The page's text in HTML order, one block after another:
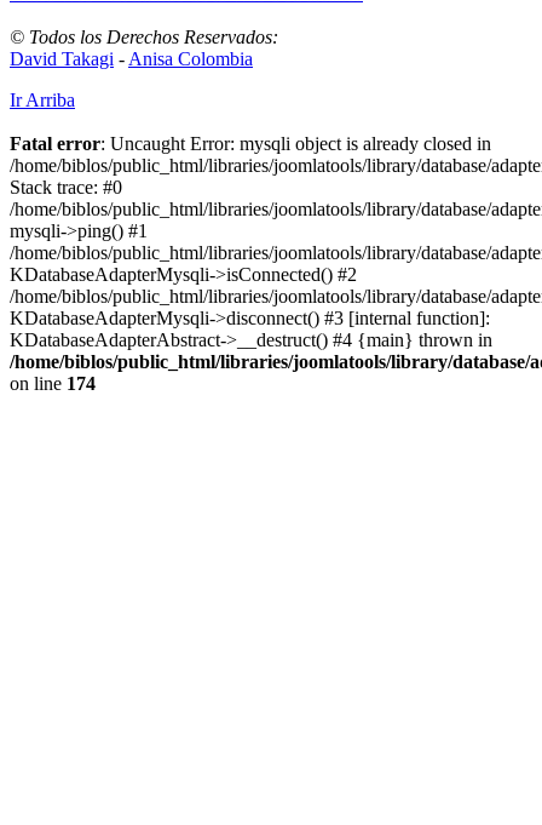
© Todos los Derechos Reservados:
David Takagi - Anisa Colombia
Ir Arriba
Fatal error: Uncaught Error: mysqli object is already closed in
/home/biblos/public_html/libraries/joomlatools/library/database/
Stack trace: #0
/home/biblos/public_html/libraries/joomlatools/library/database/
mysqli->ping() #1
/home/biblos/public_html/libraries/joomlatools/library/database/
KDatabaseAdapterMysqli->isConnected() #2
/home/biblos/public_html/libraries/joomlatools/library/database/
KDatabaseAdapterMysqli->disconnect() #3 [internal function]:
KDatabaseAdapterAbstract->__destruct() #4 {main} thrown in
/home/biblos/public_html/libraries/joomlatools/library/database/
on line 174